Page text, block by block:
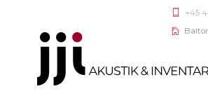
+45